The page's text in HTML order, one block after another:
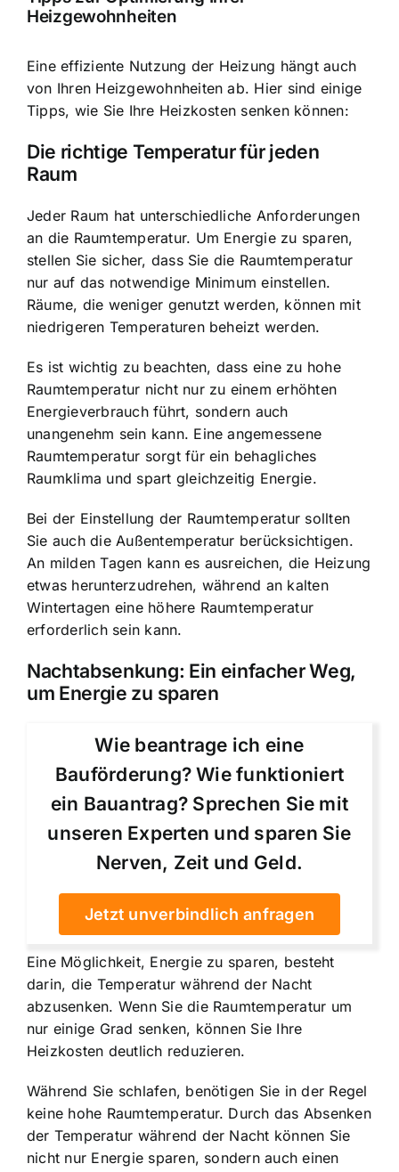
Heizgewohnheiten
Eine effiziente Nutzung der Heizung hängt auch
von Ihren Heizgewohnheiten ab. Hier sind einige
Tipps, wie Sie Ihre Heizkosten senken können:
Die richtige Temperatur für jeden
Raum
Jeder Raum hat unterschiedliche Anforderungen
an die Raumtemperatur. Um Energie zu sparen,
stellen Sie sicher, dass Sie die Raumtemperatur
nur auf das notwendige Minimum einstellen.
Räume, die weniger genutzt werden, können mit
niedrigeren Temperaturen beheizt werden.
Es ist wichtig zu beachten, dass eine zu hohe
Raumtemperatur nicht nur zu einem erhöhten
Energieverbrauch führt, sondern auch
unangenehm sein kann. Eine angemessene
Raumtemperatur sorgt für ein behagliches
Raumklima und spart gleichzeitig Energie.
Bei der Einstellung der Raumtemperatur sollten
Sie auch die Außentemperatur berücksichtigen.
An milden Tagen kann es ausreichen, die Heizung
etwas herunterzudrehen, während an kalten
Wintertagen eine höhere Raumtemperatur
erforderlich sein kann.
Nachtabsenkung: Ein einfacher Weg,
um Energie zu sparen
Wie beantrage ich eine
Bauförderung? Wie funktioniert
ein Bauantrag? Sprechen Sie mit
unseren Experten und sparen Sie
Nerven, Zeit und Geld.
Jetzt unverbindlich anfragen
Eine Möglichkeit, Energie zu sparen, besteht
darin, die Temperatur während der Nacht
abzusenken. Wenn Sie die Raumtemperatur um
nur einige Grad senken, können Sie Ihre
Heizkosten deutlich reduzieren.
Während Sie schlafen, benötigen Sie in der Regel
keine hohe Raumtemperatur. Durch das Absenken
der Temperatur während der Nacht können Sie
nicht nur Energie sparen, sondern auch einen